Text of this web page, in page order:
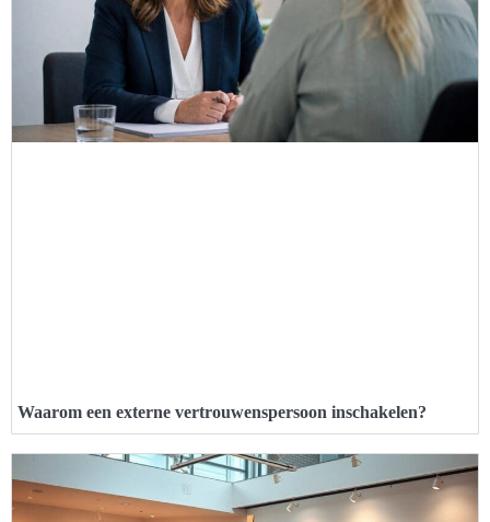
Waarom een externe vertrouwenspersoon inschakelen?